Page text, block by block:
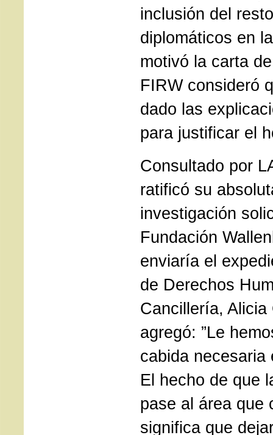
inclusión del
diplomáticos en
motivó la carta
FIRW consideró
dado las
para justificar el
Consultado por
ratificó su
investigación
Fundación
enviaría el
de Derechos
Cancillería, Alicia
agregó: ”Le
cabida
El hecho de que
pase al área que
significa que